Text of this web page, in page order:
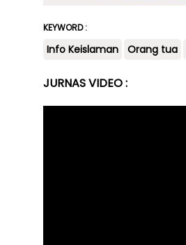
KEYWORD :
Info Keislaman Orang tua
JURNAS VIDEO :